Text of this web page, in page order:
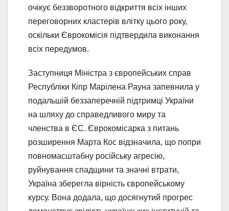
очікує беззворотного відкриття всіх інших
переговорних кластерів влітку цього року,
оскільки Єврокомісія підтвердила виконання
всіх передумов.
Заступниця Міністра з європейських справ
Республіки Кіпр Марілена Рауна запевнила у
подальшій беззаперечній підтримці України
на шляху до справедливого миру та
членства в ЄС. Єврокомісарка з питань
розширення Марта Кос відзначила, що попри
повномасштабну російську агресію,
руйнування спадщини та значні втрати,
Україна зберегла вірність європейському
курсу. Вона додала, що досягнутий прогрес